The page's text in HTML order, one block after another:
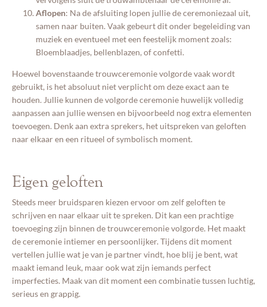
Aflopen: Na de afsluiting lopen jullie de ceremoniezaal uit,
samen naar buiten. Vaak gebeurt dit onder begeleiding van
muziek en eventueel met een feestelijk moment zoals:
Bloemblaadjes, bellenblazen, of confetti.
Hoewel bovenstaande trouwceremonie volgorde vaak wordt
gebruikt, is het absoluut niet verplicht om deze exact aan te
houden. Jullie kunnen de volgorde ceremonie huwelijk volledig
aanpassen aan jullie wensen en bijvoorbeeld nog extra elementen
toevoegen. Denk aan extra sprekers, het uitspreken van geloften
naar elkaar en een ritueel of symbolisch moment.
Eigen geloften
Steeds meer bruidsparen kiezen ervoor om zelf geloften te
schrijven en naar elkaar uit te spreken. Dit kan een prachtige
toevoeging zijn binnen de trouwceremonie volgorde. Het maakt
de ceremonie intiemer en persoonlijker. Tijdens dit moment
vertellen jullie wat je van je partner vindt, hoe blij je bent, wat
maakt iemand leuk, maar ook wat zijn iemands perfect
imperfecties. Maak van dit moment een combinatie tussen luchtig,
serieus en grappig.